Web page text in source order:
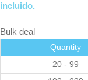
incluido.
Bulk deal
Quantity
20 - 99